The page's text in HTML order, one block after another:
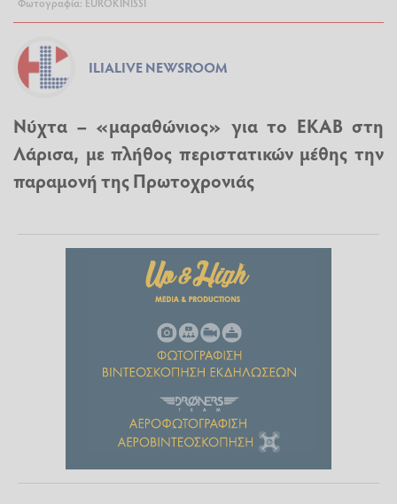
ILIALIVE NEWSROOM
Νύχτα – «μαραθώνιος» για το ΕΚΑΒ στη
Λάρισα, με πλήθος περιστατικών μέθης την
παραμονή της Πρωτοχρονιάς